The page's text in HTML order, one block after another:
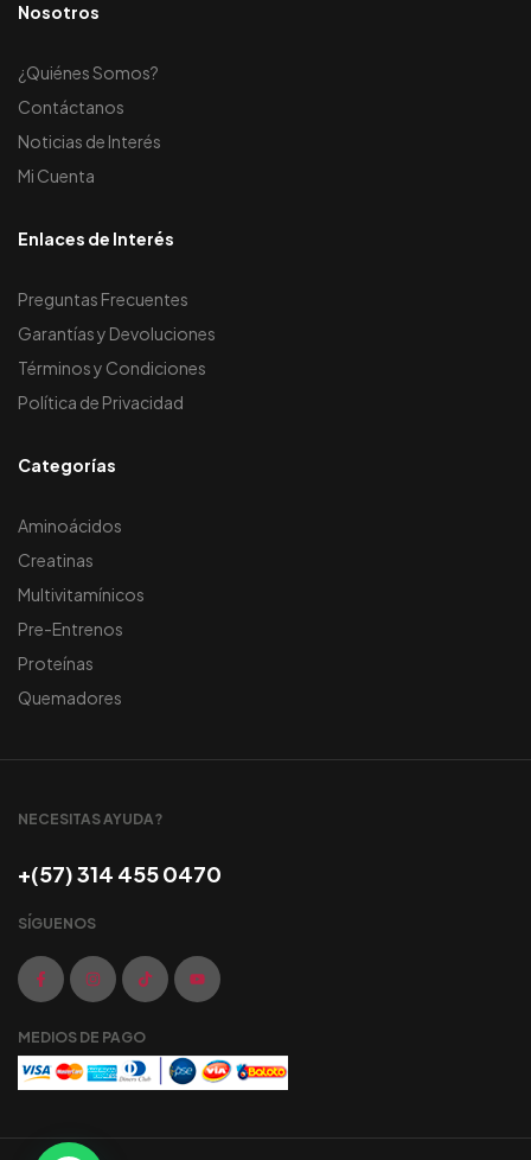
Nosotros
¿Quiénes Somos?
Contáctanos
Noticias de Interés
Mi Cuenta
Enlaces de Interés
Preguntas Frecuentes
Garantías y Devoluciones
Términos y Condiciones
Política de Privacidad
Categorías
Aminoácidos
Creatinas
Multivitamínicos
Pre-Entrenos
Proteínas
Quemadores
NECESITAS AYUDA?
+(57) 314 455 0470
SÍGUENOS
MEDIOS DE PAGO